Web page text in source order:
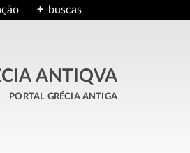
buscas
ANTIQVA
portal grécia antiga